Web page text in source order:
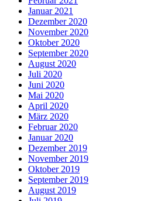
Januar 2021
Dezember 2020
November 2020
Oktober 2020
September 2020
August 2020
Juli 2020
Juni 2020
Mai 2020
April 2020
März 2020
Februar 2020
Januar 2020
Dezember 2019
November 2019
Oktober 2019
September 2019
August 2019